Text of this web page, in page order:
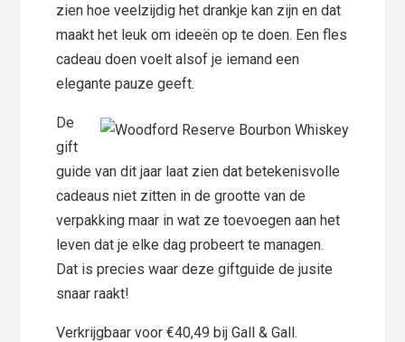
zien hoe veelzijdig het drankje kan zijn en dat
maakt het leuk om ideeën op te doen. Een fles
cadeau doen voelt alsof je iemand een
elegante pauze geeft.
De
gift
guide van dit jaar laat zien dat betekenisvolle
cadeaus niet zitten in de grootte van de
verpakking maar in wat ze toevoegen aan het
leven dat je elke dag probeert te managen.
Dat is precies waar deze giftguide de jusite
snaar raakt!
Verkrijgbaar voor €40,49 bij Gall & Gall.